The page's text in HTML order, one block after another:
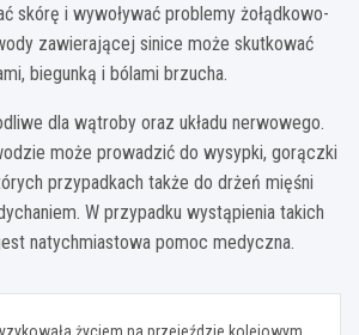
skórę i wywoływać problemy żołądkowo-
zawierającej sinice może skutkować
biegunką i bólami brzucha.
dla wątroby oraz układu nerwowego.
może prowadzić do wysypki, gorączki
przypadkach także do drżeń mięśni
W przypadku wystąpienia takich
natychmiastowa pomoc medyczna.